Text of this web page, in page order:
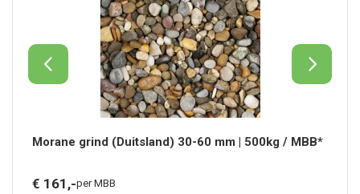
Morane grind (Duitsland) 30-60 mm | 500kg / MBB*
€ 161,-per MBB